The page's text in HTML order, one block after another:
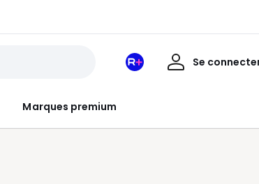
Marques premium
Mon
Se
Mon